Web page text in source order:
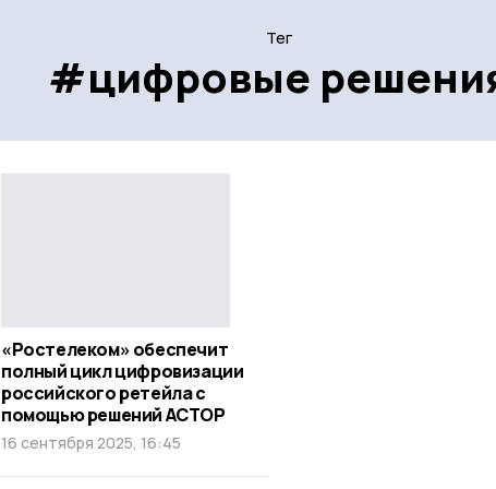
Тег
#цифровые
«Ростелеком» обеспечит
полный цикл цифровизации
российского ретейла с
помощью решений АСТОР
16 сентября 2025, 16:45